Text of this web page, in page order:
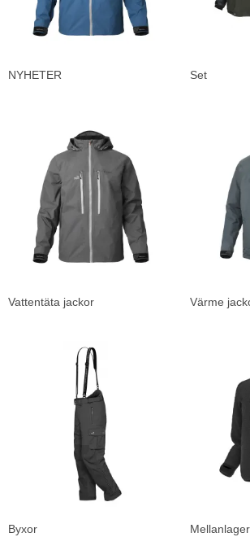
NYHETER Set
Vattentäta jackor Värme
Byxor Mellanlager